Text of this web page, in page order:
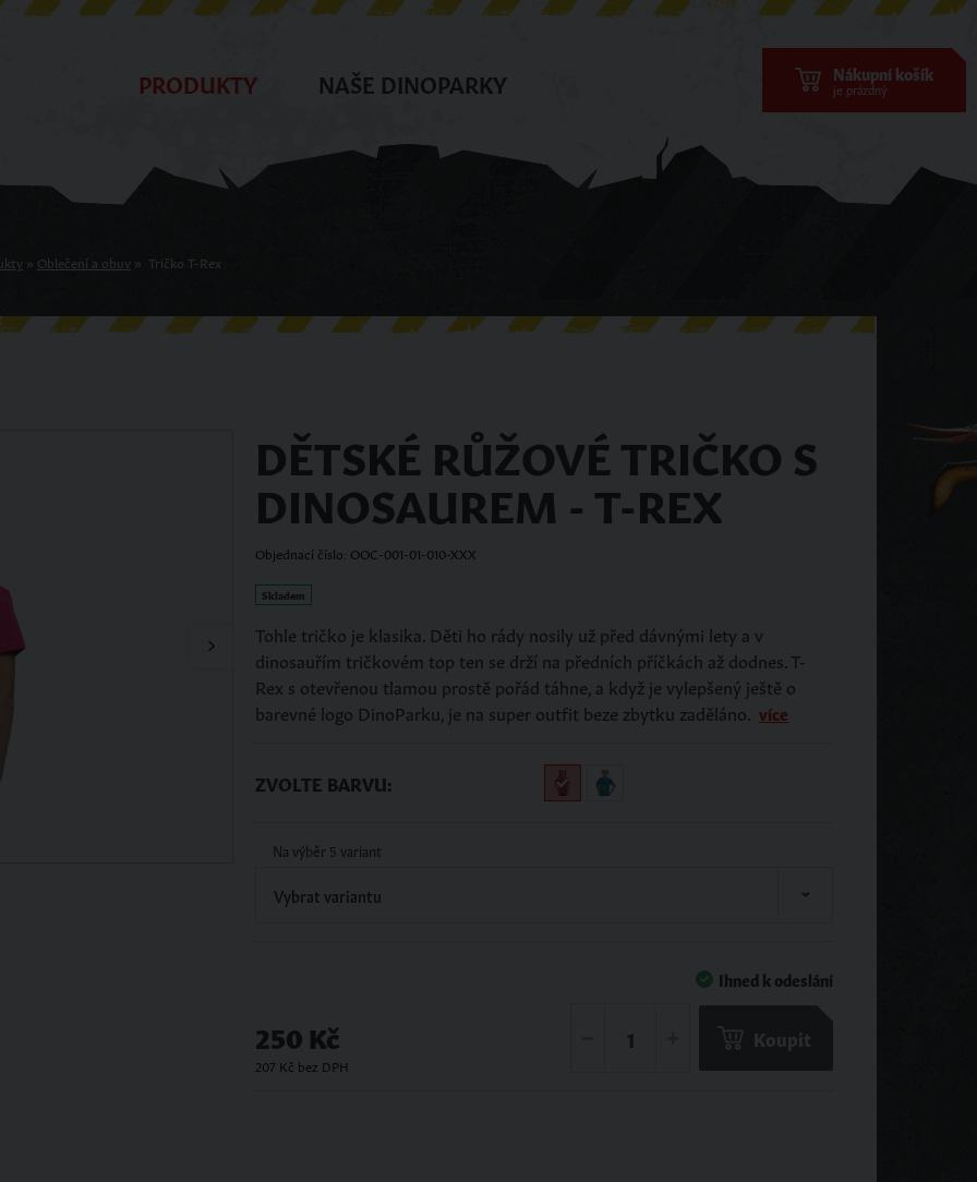
PRODUKTY NAŠE DINOPARKY Nákupní košík
je prázdný
» Oblečení a obuv » Tričko T-Rex
Načítám obrázek
DĚTSKÉ RŮŽOVÉ TRIČKO S
DINOSAUREM - T-REX
Objednací číslo: OOC-001-01-010-XXX
Skladem
Tohle tričko je klasika. Děti ho rády nosily už před dávnými lety a v
dinosauřím tričkovém top ten se drží na předních příčkách až dodnes. T-
Rex s otevřenou tlamou prostě pořád táhne, a když je vylepšený ještě o
barevné logo DinoParku, je na super outfit beze zbytku zaděláno. více
ZVOLTE BARVU:
Na výběr 5 variant
Vybrat variantu
250 Kč
207 Kč bez DPH
Ihned k odeslání
Koupit